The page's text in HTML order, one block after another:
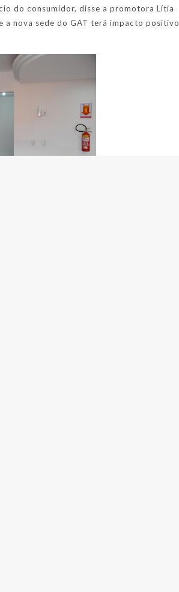
do consumidor, disse a promotora Lítia
a nova sede do GAT terá impacto positivo